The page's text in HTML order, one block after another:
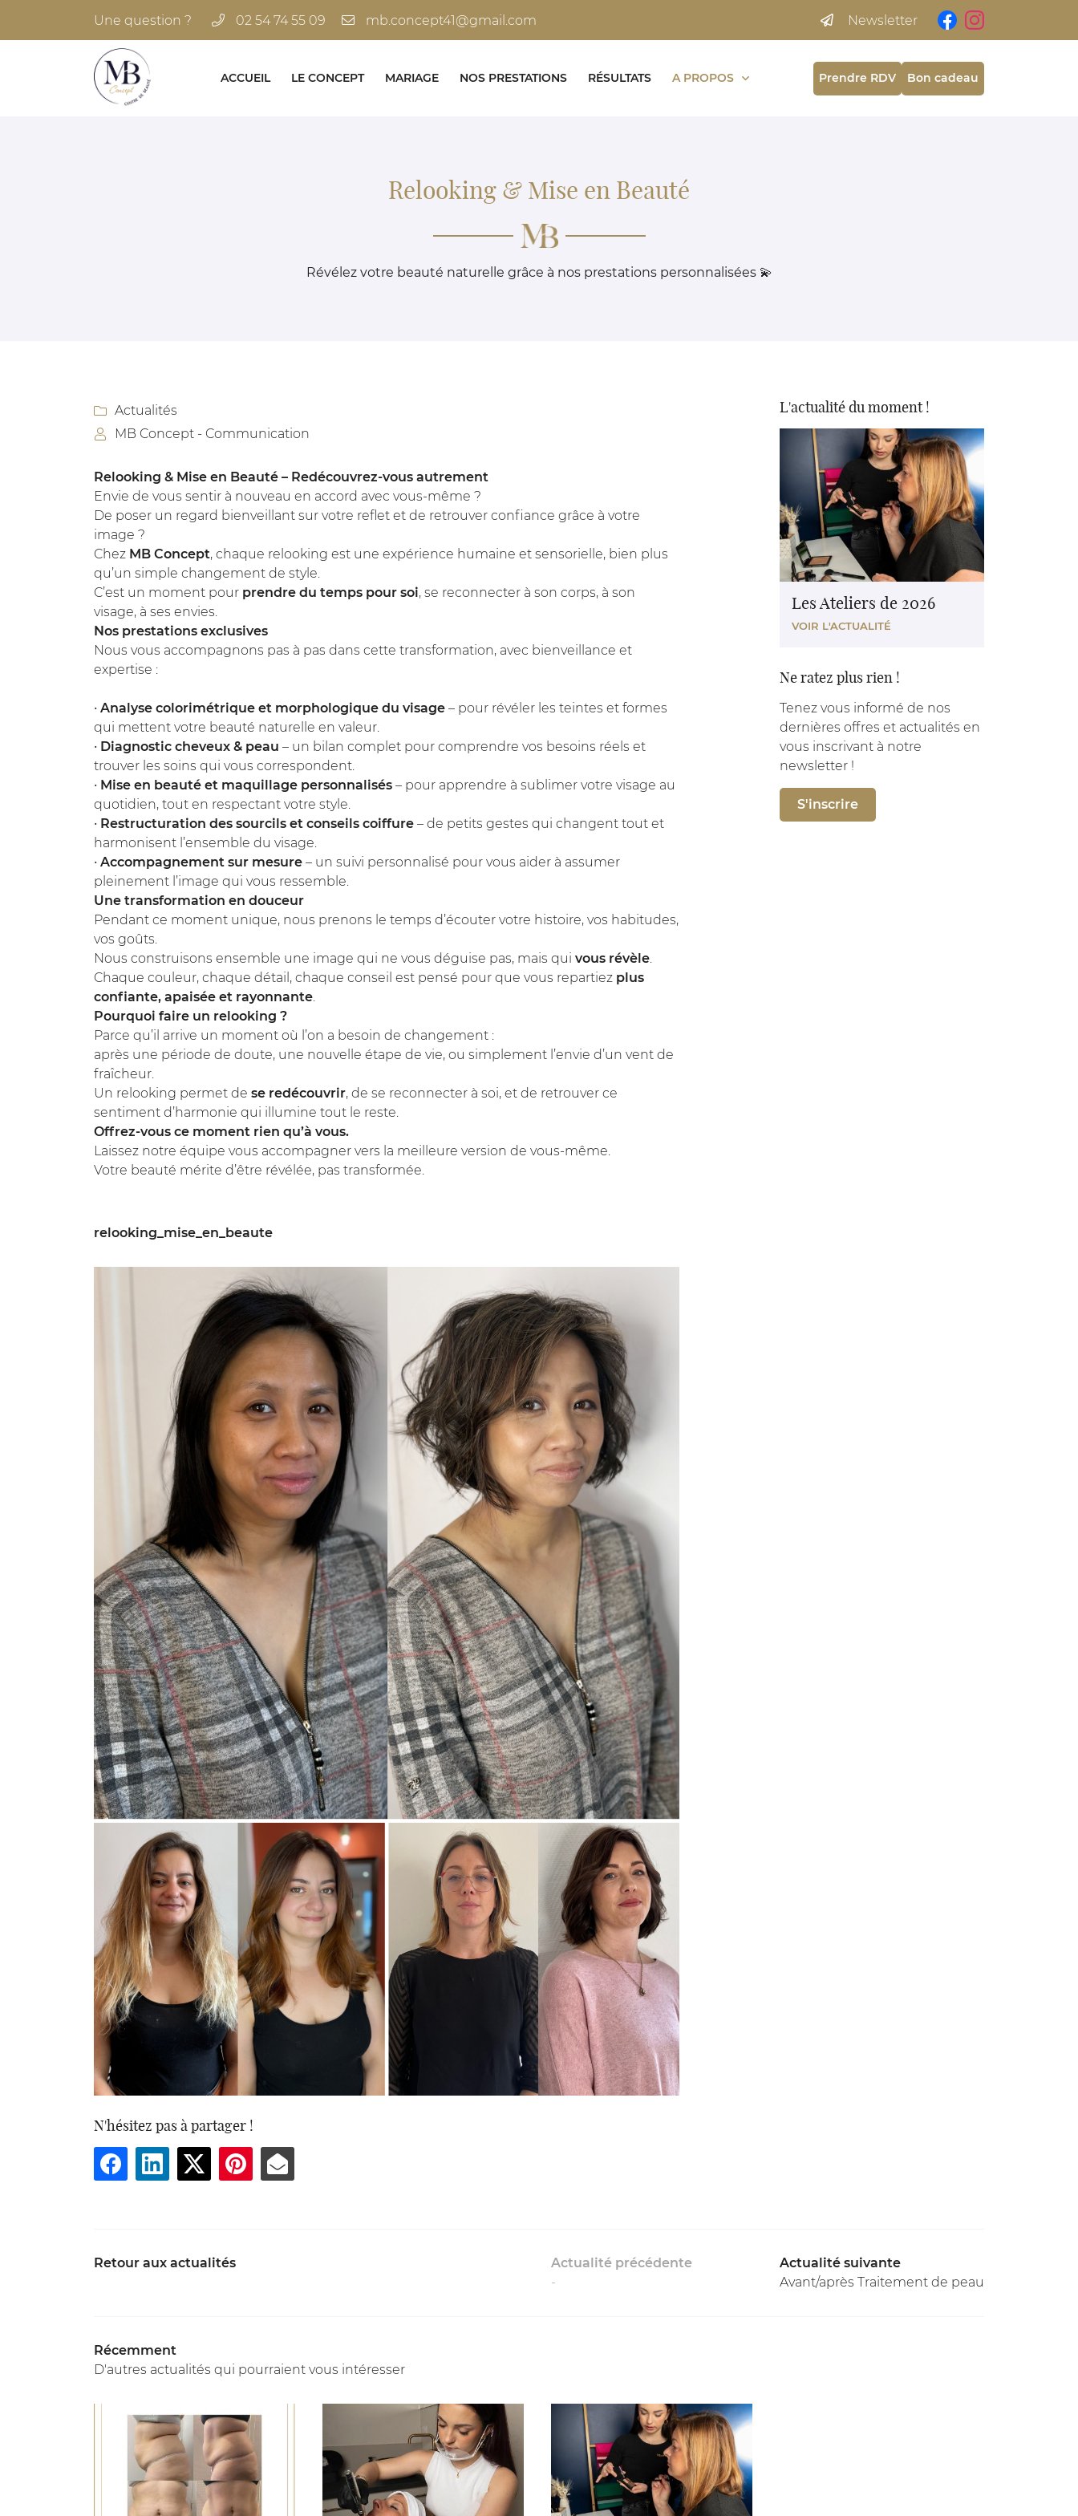
Une question ? 02 54 74 55 09 Newsletter
ACCUEIL LE CONCEPT MARIAGE NOS PRESTATIONS RÉSULTATS A PROPOS Prendre RDV Bon cadeau
41000 BLOIS
02 54 74 55 09
Rafraîchir le captcha
En cochant cette case, vous consentez à recevoir nos propositions commerciales
le formulaire de désinscription
Inscription
Relooking & Mise en Beauté
Révélez votre beauté naturelle grâce à nos prestations personnalisées 💫
 Actualités
 MB Concept - Communication
Relooking & Mise en Beauté – Redécouvrez-vous autrement
Envie de vous sentir à nouveau en accord avec vous-même ?
De poser un regard bienveillant sur votre reflet et de retrouver confiance grâce à votre
image ?
Chez MB Concept, chaque relooking est une expérience humaine et sensorielle, bien plus
qu’un simple changement de style.
C’est un moment pour prendre du temps pour soi, se reconnecter à son corps, à son
visage, à ses envies.
Nos prestations exclusives
Nous vous accompagnons pas à pas dans cette transformation, avec bienveillance et
expertise :
• Analyse colorimétrique et morphologique du visage – pour révéler les teintes et formes
qui mettent votre beauté naturelle en valeur.
• Diagnostic cheveux & peau – un bilan complet pour comprendre vos besoins réels et
trouver les soins qui vous correspondent.
• Mise en beauté et maquillage personnalisés – pour apprendre à sublimer votre visage au
quotidien, tout en respectant votre style.
• Restructuration des sourcils et conseils coiffure – de petits gestes qui changent tout et
harmonisent l’ensemble du visage.
• Accompagnement sur mesure – un suivi personnalisé pour vous aider à assumer
pleinement l’image qui vous ressemble.
Une transformation en douceur
Pendant ce moment unique, nous prenons le temps d’écouter votre histoire, vos habitudes,
vos goûts.
Nous construisons ensemble une image qui ne vous déguise pas, mais qui vous révèle.
Chaque couleur, chaque détail, chaque conseil est pensé pour que vous repartiez plus
confiante, apaisée et rayonnante.
Pourquoi faire un relooking ?
Parce qu’il arrive un moment où l’on a besoin de changement :
après une période de doute, une nouvelle étape de vie, ou simplement l’envie d’un vent de
fraîcheur.
Un relooking permet de se redécouvrir, de se reconnecter à soi, et de retrouver ce
sentiment d’harmonie qui illumine tout le reste.
Offrez-vous ce moment rien qu’à vous.
Laissez notre équipe vous accompagner vers la meilleure version de vous-même.
Votre beauté mérite d’être révélée, pas transformée.
relooking_mise_en_beaute
N'hésitez pas à partager !
L'actualité du moment !
Les Ateliers de 2026
VOIR L'ACTUALITÉ
Ne ratez plus rien !
Tenez vous informé de nos
dernières offres et actualités en
vous inscrivant à notre
newsletter !
S'inscrire
Retour aux actualités
Actualité précédente
-
Actualité suivante
Avant/après Traitement de peau
Récemment
D'autres actualités qui pourraient vous intéresser